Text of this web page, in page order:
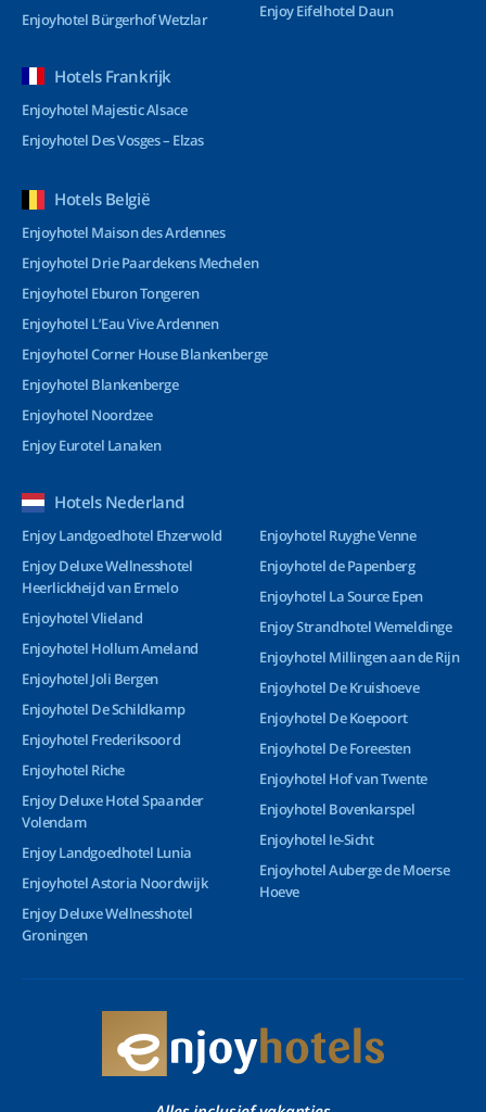
Enjoyhotel Bürgerhof Wetzlar
Enjoy Eifelhotel Daun
Hotels Frankrijk
Enjoyhotel Majestic Alsace
Enjoyhotel Des Vosges – Elzas
Hotels België
Enjoyhotel Maison des Ardennes
Enjoyhotel Drie Paardekens Mechelen
Enjoyhotel Eburon Tongeren
Enjoyhotel L’Eau Vive Ardennen
Enjoyhotel Corner House Blankenberge
Enjoyhotel Blankenberge
Enjoyhotel Noordzee
Enjoy Eurotel Lanaken
Hotels Nederland
Enjoy Landgoedhotel Ehzerwold
Enjoy Deluxe Wellnesshotel
Heerlickheijd van Ermelo
Enjoyhotel Vlieland
Enjoyhotel Hollum Ameland
Enjoyhotel Joli Bergen
Enjoyhotel De Schildkamp
Enjoyhotel Frederiksoord
Enjoyhotel Riche
Enjoy Deluxe Hotel Spaander
Volendam
Enjoy Landgoedhotel Lunia
Enjoyhotel Astoria Noordwijk
Enjoy Deluxe Wellnesshotel
Groningen
Enjoyhotel Ruyghe Venne
Enjoyhotel de Papenberg
Enjoyhotel La Source Epen
Enjoy Strandhotel Wemeldinge
Enjoyhotel Millingen aan de Rijn
Enjoyhotel De Kruishoeve
Enjoyhotel De Koepoort
Enjoyhotel De Foreesten
Enjoyhotel Hof van Twente
Enjoyhotel Bovenkarspel
Enjoyhotel Ie-Sicht
Enjoyhotel Auberge de Moerse
Hoeve